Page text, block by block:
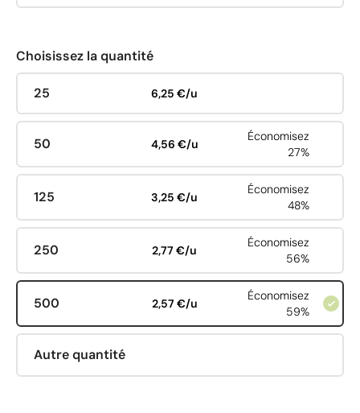
Choisissez la quantité
25 6,25 €/u
50 4,56 €/u
Économisez
27%
125 3,25 €/u
Économisez
48%
250 2,77 €/u
Économisez
56%
500 2,57 €/u
Économisez
59%
Autre quantité